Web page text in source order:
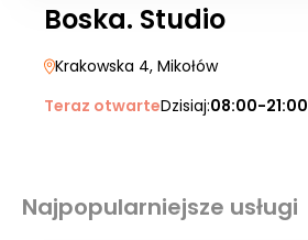
Boska. Studio
Krakowska 4, Mikołów
Teraz otwarteDzisiaj:08:00-21:00
Najpopularniejsze usługi